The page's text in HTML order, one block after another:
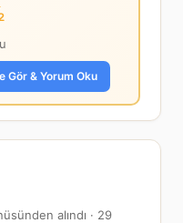
Gör & Yorum Oku
alındı · 29